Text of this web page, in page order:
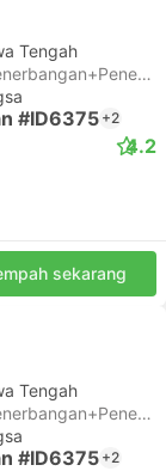
Tengah
Sambungan tidak dijamin | Penerbangan+Penerbangan+Penerbangan
#ID6375 +2
4.2
sekarang
Tengah
Sambungan tidak dijamin | Penerbangan+Penerbangan+Penerbangan
#ID6375 +2